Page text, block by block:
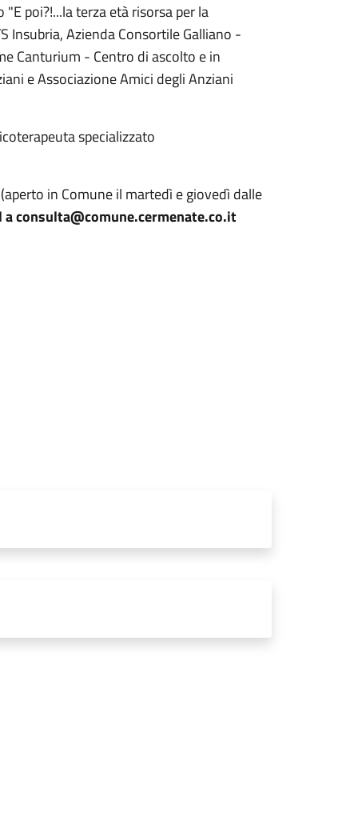
poi?!...la terza età risorsa per la
Insubria, Azienda Consortile Galliano -
Canturium - Centro di ascolto e in
e Associazione Amici degli Anziani
specializzato
in Comune il martedì e giovedì dalle
a consulta@comune.cermenate.co.it